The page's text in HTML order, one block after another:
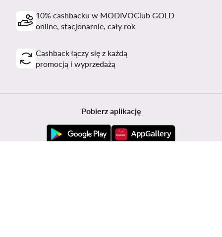
10% cashbacku w MODIVOClub GOLD
online, stacjonarnie, cały rok
Cashback łączy się z każdą
promocją i wyprzedażą
Pobierz aplikację